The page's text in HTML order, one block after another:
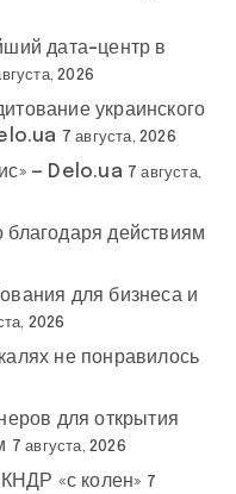
дата-центр в
2026
украинского
7 августа, 2026
— Delo.ua 7 августа,
действиям
для бизнеса и
2026
не понравилось
для открытия
7 августа, 2026
«с колен» 7